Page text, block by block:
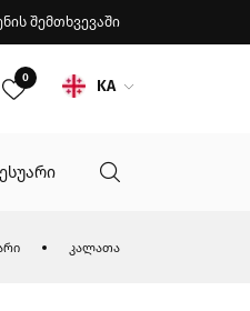
შემთხვევაში
0 KA
კალათა